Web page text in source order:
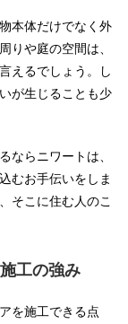
本体だけでなく外
りや庭の空間は、
えるでしょう。し
が生じることも少
ならニワートは、
むお手伝いをしま
そこに住む人のこ
工の強み
を施工できる点